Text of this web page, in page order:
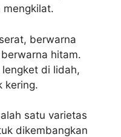
berwarna
hitam.
di lidah,
kering.
satu varietas
dikembangkan